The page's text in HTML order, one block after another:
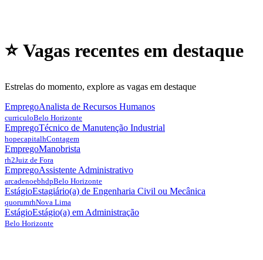
⭐ Vagas recentes em destaque
Estrelas do momento, explore as vagas em destaque
EmpregoAnalista de Recursos Humanos
curriculoBelo Horizonte
EmpregoTécnico de Manutenção Industrial
hopecapitalhContagem
EmpregoManobrista
rh2Juiz de Fora
EmpregoAssistente Administrativo
arcadenoebhdpBelo Horizonte
EstágioEstagiário(a) de Engenharia Civil ou Mecânica
quorumrhNova Lima
EstágioEstágio(a) em Administração
Belo Horizonte